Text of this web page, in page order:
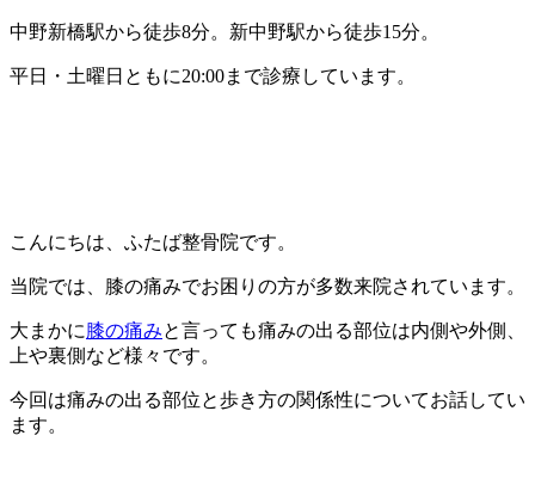
中野新橋駅から徒歩8分。新中野駅から徒歩15分。
平日・土曜日ともに20:00まで診療しています。
こんにちは、ふたば整骨院です。
当院では、膝の痛みでお困りの方が多数来院されています。
大まかに膝の痛みと言っても痛みの出る部位は内側や外側、
上や裏側など様々です。
今回は痛みの出る部位と歩き方の関係性についてお話してい
ます。